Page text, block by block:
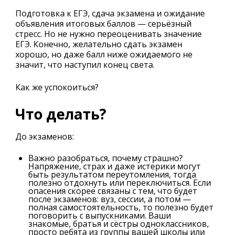
Подготовка к ЕГЭ, сдача экзамена и ожидание
объявления итоговых баллов — серьёзный
стресс. Но не нужно переоценивать значение
ЕГЭ. Конечно, желательно сдать экзамен
хорошо, но даже балл ниже ожидаемого не
значит, что наступил конец света.
Как же успокоиться?
Что делать?
До экзаменов:
Важно разобраться, почему страшно?
Напряжение, страх и даже истерики могут
быть результатом переутомления, тогда
полезно отдохнуть или переключиться. Если
опасения скорее связаны с тем, что будет
после экзаменов: вуз, сессии, а потом —
полная самостоятельность, то полезно будет
поговорить с выпускниками. Ваши
знакомые, братья и сёстры одноклассников,
просто ребята из группы вашей школы или